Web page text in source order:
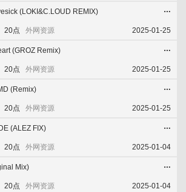
立即下载
(LOKI&C.LOUD REMIX)
20点 外网资源 2025-01-25
立即下载
(GROZ Remix)
20点 外网资源 2025-01-25
(Remix)
20点 外网资源 2025-01-25
立即下载
(ALEZ FIX)
20点 外网资源 2025-01-04
Mix)
20点 外网资源 2025-01-04